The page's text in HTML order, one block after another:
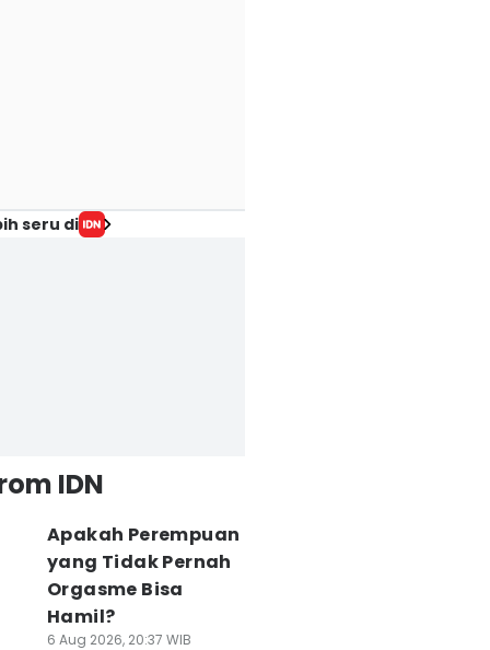
seru di
IDN
Apakah Perempuan
yang Tidak Pernah
Orgasme Bisa
Hamil?
6 Aug 2026, 20:37 WIB